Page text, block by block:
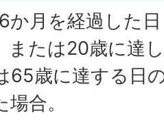
か月を経過した
または20歳に達
65歳に達する日
合。